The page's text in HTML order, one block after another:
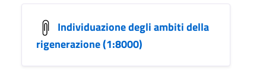
Individuazione degli ambiti della
rigenerazione (1:8000)